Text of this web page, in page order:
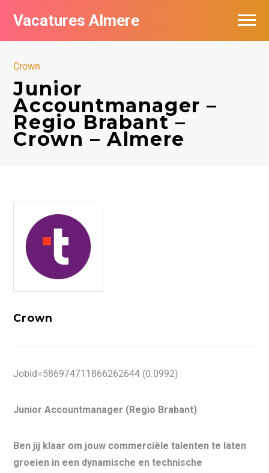
Vacatures Almere
Crown
Junior
Accountmanager –
Regio Brabant –
Crown – Almere
Crown
Jobid=586974711866262644 (0.0992)
Junior Accountmanager (Regio Brabant)
Ben jij klaar om jouw commerciële talenten te laten
groeien in een dynamische en technische
Vacatures per bedrijf
Nieuwsbrief feed